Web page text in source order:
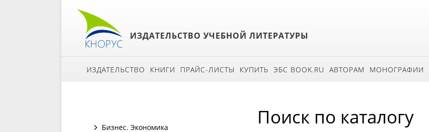
ИЗДАТЕЛЬСТВО УЧЕБНОЙ ЛИТЕРАТУРЫ
ИЗДАТЕЛЬСТВО КНИГИ ПРАЙС-ЛИСТЫ КУПИТЬ ЭБС BOOK.RU АВТОРАМ МОНОГРАФИИ
Бизнес. Экономика
Поиск по каталогу